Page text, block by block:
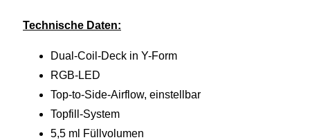
Technische Daten:
Dual-Coil-Deck in Y-Form
RGB-LED
Top-to-Side-Airflow, einstellbar
Topfill-System
5,5 ml Füllvolumen